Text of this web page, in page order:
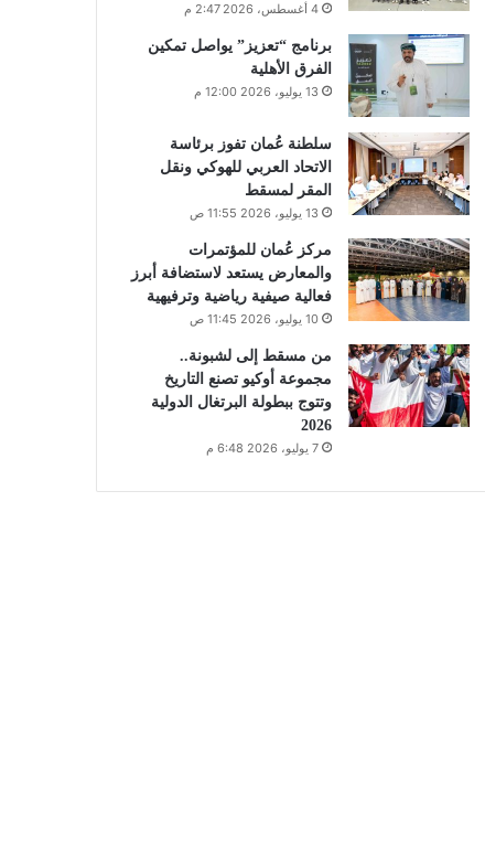
4 أغسطس، 2026 2:47 م
برنامج “تعزيز” يواصل تمكين
الفرق الأهلية
13 يوليو، 2026 12:00 م
سلطنة عُمان تفوز برئاسة
الاتحاد العربي للهوكي ونقل
المقر لمسقط
13 يوليو، 2026 11:55 ص
مركز عُمان للمؤتمرات
والمعارض يستعد لاستضافة أبرز
فعالية صيفية رياضية وترفيهية
10 يوليو، 2026 11:45 ص
من مسقط إلى لشبونة..
مجموعة أوكيو تصنع التاريخ
وتتوج ببطولة البرتغال الدولية
2026
7 يوليو، 2026 6:48 م